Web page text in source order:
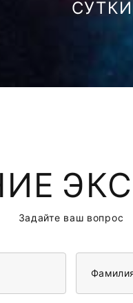
СУТКИ
Задайте ваш вопрос